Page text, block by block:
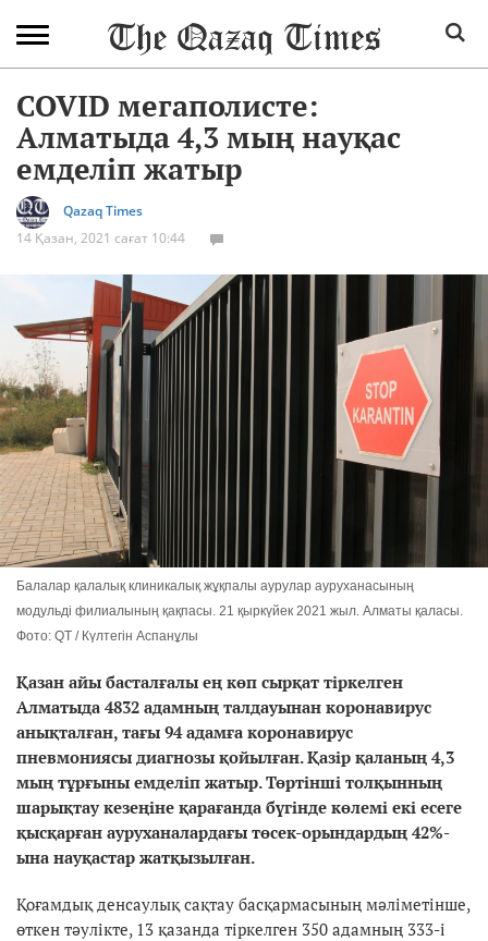
COVID мегаполисте:
Алматыда 4,3 мың науқас
емделіп жатыр
Qazaq Times
14 Қазан, 2021 сағат 10:44
Балалар қалалық клиникалық жұқпалы аурулар ауруханасының
модульді филиалының қақпасы. 21 қыркүйек 2021 жыл. Алматы қаласы.
Фото: QT / Күлтегін Аспанұлы
Қазан айы басталғалы ең көп сырқат тіркелген
Алматыда 4832 адамның талдауынан коронавирус
анықталған, тағы 94 адамға коронавирус
пневмониясы диагнозы қойылған. Қазір қаланың 4,3
мың тұрғыны емделіп жатыр. Төртінші толқынның
шарықтау кезеңіне қарағанда бүгінде көлемі екі есеге
қысқарған ауруханалардағы төсек-орындардың 42%-
ына науқастар жатқызылған.
Қоғамдық денсаулық сақтау басқармасының мәліметінше,
өткен тәулікте, 13 қазанда тіркелген 350 адамның 333-і